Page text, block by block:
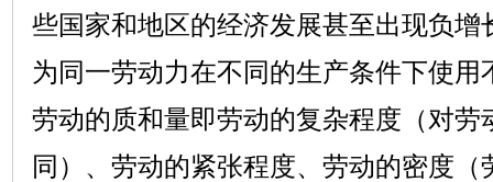
些国家和地区的经济发展甚至出现负增
为同一劳动力在不同的生产条件下使用
劳动的质和量即劳动的复杂程度（对劳
同）、劳动的紧张程度、劳动的密度